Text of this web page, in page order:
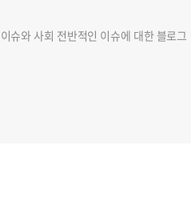
슈와 사회 전반적인 이슈에 대한 블로그